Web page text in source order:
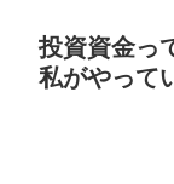
投資資金っ
私がやって